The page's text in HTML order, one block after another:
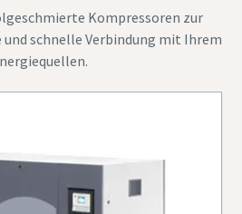
Kompressoren zur
und schnelle Verbindung mit Ihrem